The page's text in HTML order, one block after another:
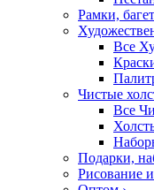
Рамки,
Все
Чистые
Все
Подарки,
Рисование